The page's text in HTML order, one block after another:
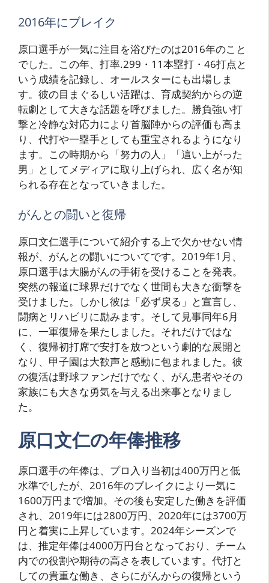
2016年にブレイク
原口選手が一気に注目を浴びたのは2016年のこと
でした。この年、打率.299・11本塁打・46打点と
いう成績を記録し、オールスターにも出場しま
す。彼の目まぐるしい活躍は、育成契約からの逆
転劇として大きな話題を呼びました。勝負強い打
撃と冷静な対応力により首脳陣からの評価も高ま
り、代打や一塁手としても重宝されるようになり
ます。この時期から「努力の人」「這い上がった
男」としてメディアに取り上げられ、広く名が知
られる存在となっていきました。
がんとの闘いと復帰
原口文仁選手について紹介する上で欠かせない情
報が、がんとの闘いについてです。2019年1月、
原口選手は大腸がんの手術を受けることを発表。
突然の報道に球界だけでなく世間も大きな衝撃を
受けました。しかし彼は「必ず戻る」と宣言し、
闘病とリハビリに励みます。そして見事同年6月
に、一軍復帰を果たしました。それだけではな
く、復帰初打席で安打を放つという劇的な展開と
なり、甲子園は大歓声と感動に包まれました。彼
の復活は野球ファンだけでなく、がん患者やその
家族にも大きな勇気を与える出来事となりまし
た。
原口文仁の年俸推移
原口選手の年俸は、プロ入り当初は400万円と低
水準でしたが、2016年のブレイクにより一気に
1600万円まで増加。その後も安定した働きを評価
され、2019年には2800万円、2020年には3700万
円と着実に上昇しています。2024年シーズンで
は、推定年俸は4000万円台となっており、チーム
内での役割や期待の高さを表しています。代打と
しての貴重な働き、さらにがんからの復帰という